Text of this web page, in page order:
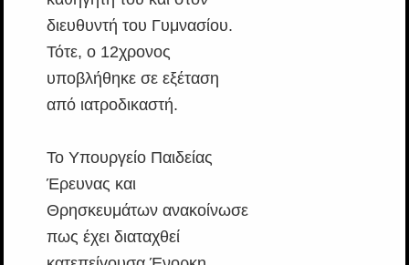
διευθυντή του Γυμνασίου.
Τότε, ο 12χρονος
υποβλήθηκε σε εξέταση
από ιατροδικαστή.
Το Υπουργείο Παιδείας
Έρευνας και
Θρησκευμάτων ανακοίνωσε
πως έχει διαταχθεί